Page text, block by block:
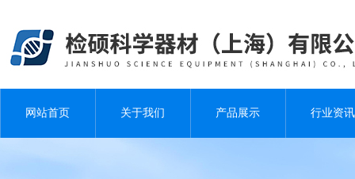
网站首页 关于我们 产品展示 行业资讯